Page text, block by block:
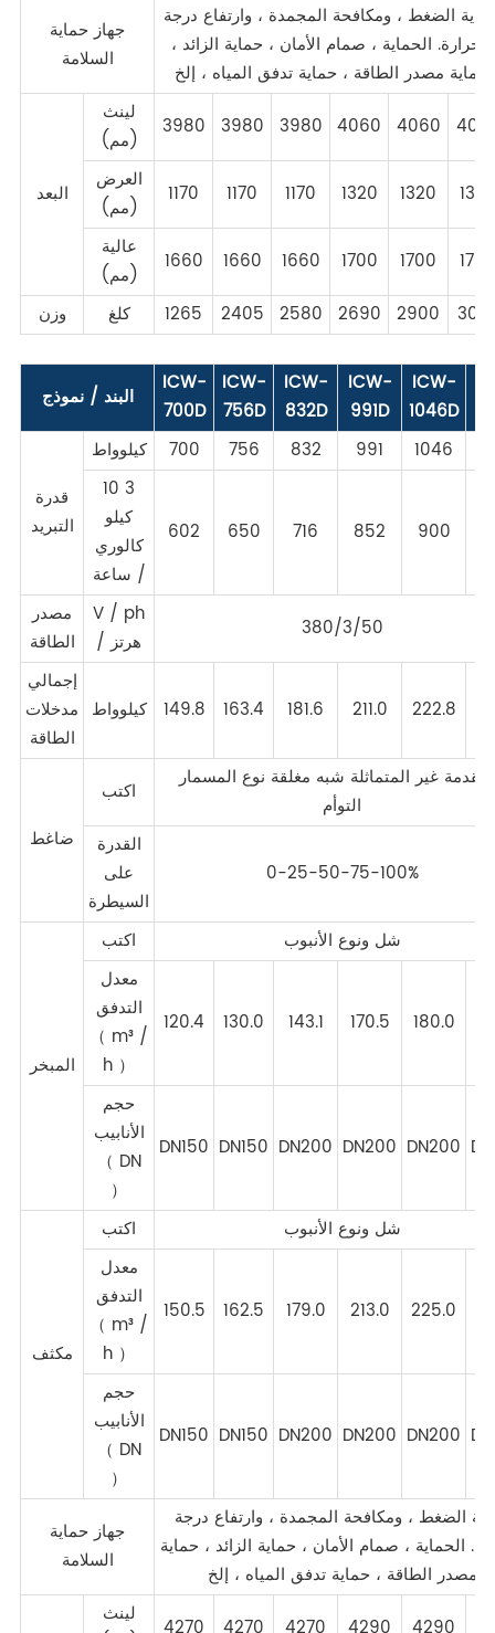
جهاز حماية
السلامة
الضغط ، ومكافحة المجمدة ، وارتفاع درجة
الحرارة. الحماية ، صمام الأمان ، حماية الزائد ،
حماية مصدر الطاقة ، حماية تدفق المياه ، إلخ
البعد
لينث
(مم)
3980 3980 3980 4060 4060
العرض
(مم)
1170 1170 1170 1320 1320
عالية
(مم)
1660 1660 1660 1700 1700
وزن
كلغ 1265 2405 2580 2690 2900
البند / نموذج
ICW-
700D
ICW-
756D
ICW-
832D
ICW-
991D
ICW-
1046D
قدرة
التبريد
كيلوواط 700 756 832 991 1046
10 3
كيلو
كالوري
/ ساعة
602 650 716 852 900
مصدر
الطاقة
V / ph
/ هرتز
380/3/50
إجمالي
مدخلات
الطاقة
كيلوواط 149.8 163.4 181.6 211.0 222.8
ضاغط
اكتب
غير المتماثلة شبه مغلقة نوع المسمار
التوأم
القدرة
على
السيطرة
0-25-50-75-100%
المبخر
اكتب
شل ونوع الأنبوب
معدل
التدفق
（ m³ /
h ）
120.4 130.0 143.1 170.5 180.0
حجم
الأنابيب
（ DN
）
DN150 DN150 DN200 DN200 DN200
مكثف
اكتب
شل ونوع الأنبوب
معدل
التدفق
（ m³ /
h ）
150.5 162.5 179.0 213.0 225.0
حجم
الأنابيب
（ DN
）
DN150 DN150 DN200 DN200 DN200
جهاز حماية
السلامة
الضغط ، ومكافحة المجمدة ، وارتفاع درجة
الحماية ، صمام الأمان ، حماية الزائد ، حماية
مصدر الطاقة ، حماية تدفق المياه ، إلخ
لينث